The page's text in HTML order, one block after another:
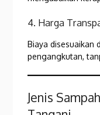
4. Harga
Biaya disesuaikan
pengangkutan,
Jenis